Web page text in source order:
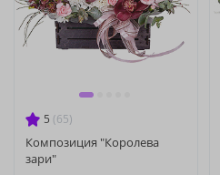
5 (65)
Композиция "Королева
зари"